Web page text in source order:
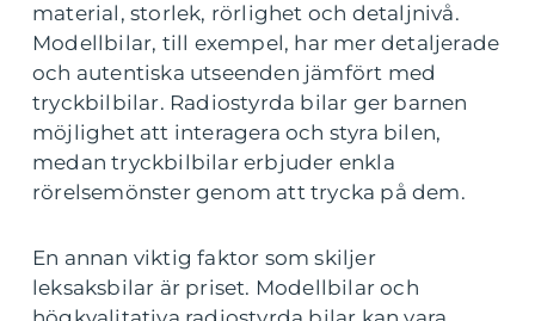
material, storlek, rörlighet och detaljnivå.
Modellbilar, till exempel, har mer detaljerade
och autentiska utseenden jämfört med
tryckbilbilar. Radiostyrda bilar ger barnen
möjlighet att interagera och styra bilen,
medan tryckbilbilar erbjuder enkla
rörelsemönster genom att trycka på dem.
En annan viktig faktor som skiljer
leksaksbilar är priset. Modellbilar och